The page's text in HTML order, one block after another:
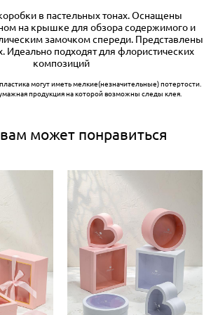
в пастельных тонах. Оснащены
на крышке для обзора содержимого и
замочком спереди. Представлены
Идеально подходят для флористических
композиций
могут иметь мелкие(незначительные) потертости.
продукция на которой возможны следы клея.
может понравиться